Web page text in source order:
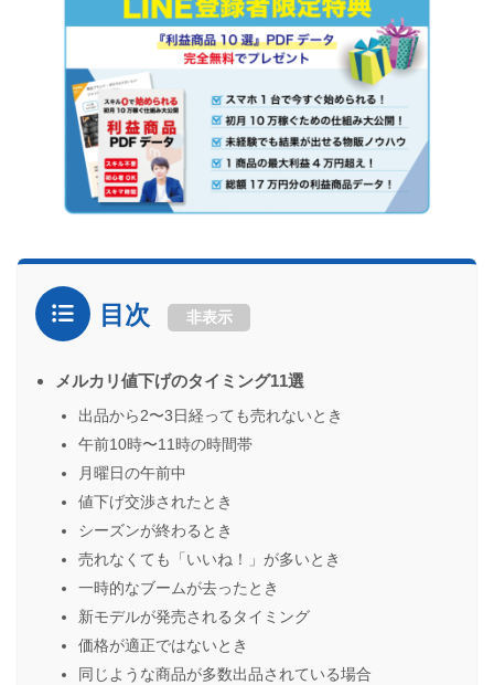
目次 非表示
メルカリ値下げのタイミング11選
出品から2〜3日経っても売れないとき
午前10時〜11時の時間帯
月曜日の午前中
値下げ交渉されたとき
シーズンが終わるとき
売れなくても「いいね！」が多いとき
一時的なブームが去ったとき
新モデルが発売されるタイミング
価格が適正ではないとき
同じような商品が多数出品されている場合